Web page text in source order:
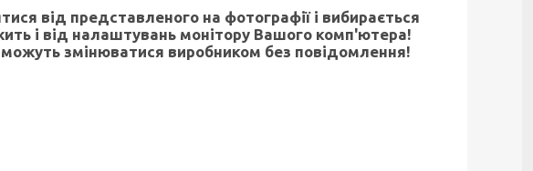
від представленого на фотографії і вибирається
і від налаштувань монітору Вашого комп'ютера!
змінюватися виробником без повідомлення!